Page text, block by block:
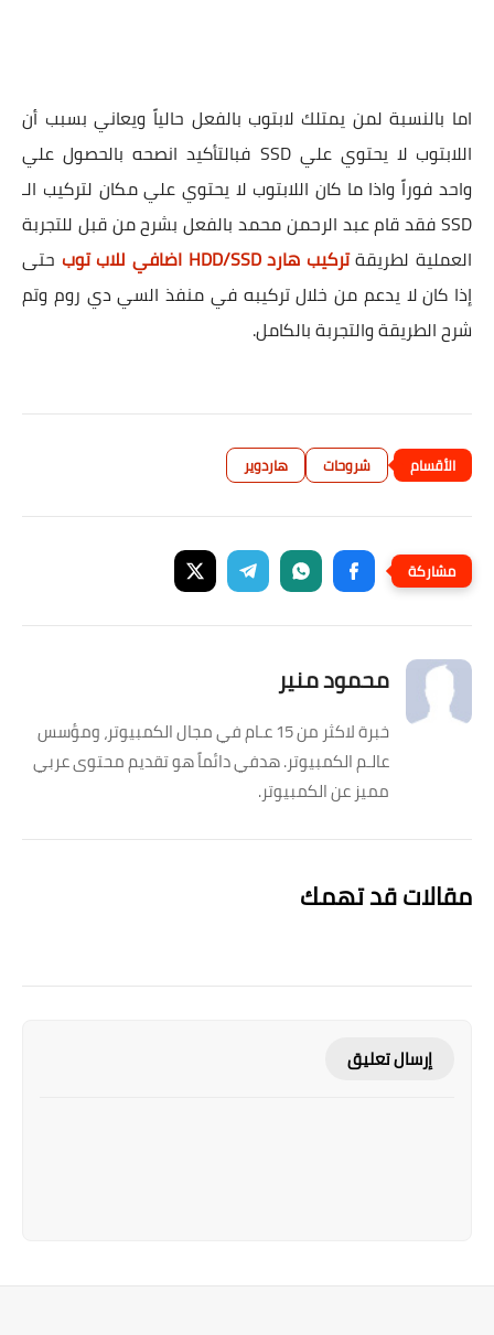
اما بالنسبة لمن يمتلك لابتوب بالفعل حالياً ويعاني بسبب أن
اللابتوب لا يحتوي علي SSD فبالتأكيد انصحه بالحصول علي
واحد فوراً واذا ما كان اللابتوب لا يحتوي علي مكان لتركيب الـ
SSD فقد قام عبد الرحمن محمد بالفعل بشرح من قبل للتجربة
العملية لطريقةتركيب هارد HDD/SSD اضافي للاب توب
حتى
إذا كان لا يدعم من خلال تركيبه في منفذ السي دي روم وتم
شرح الطريقة والتجربة بالكامل.
شروحات هاردوير
محمود منير
خبرة لاكثر من 15 عـام في مجال الكمبيوتر، ومؤسس
عالـم الكمبيوتر. هدفي دائماً هو تقديم محتوى عربي
مميز عن الكمبيوتر.
مقالات قد تهمك
إرسال تعليق